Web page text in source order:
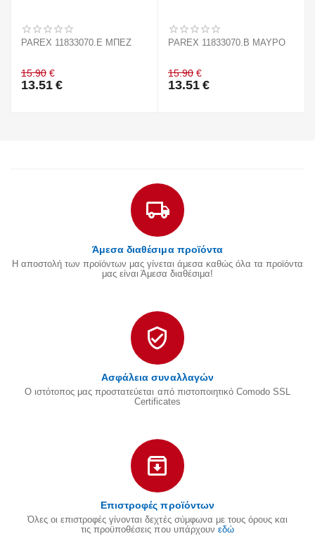
PAREX 11833070.E ΜΠΕΖ
15.90 €
13.51 €
PAREX 11833070.B ΜΑΥΡΟ
15.90 €
13.51 €
Άμεσα διαθέσιμα προϊόντα
Η αποστολή των προϊόντων μας γίνεται άμεσα καθώς όλα τα προϊόντα
μας είναι Άμεσα διαθέσιμα!
Ασφάλεια συναλλαγών
Ο ιστότοπος μας προστατεύεται από πιστοποιητικό Comodo SSL
Certificates
Επιστροφές προϊόντων
Όλες οι επιστροφές γίνονται δεχτές σύμφωνα με τους όρους και
τις προϋποθέσεις που υπάρχουν εδώ